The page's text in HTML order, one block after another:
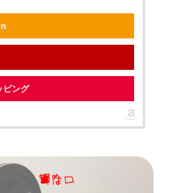
ピング